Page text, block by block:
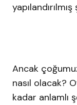
Ancak
nasıl olacak?
kadar anlamlı